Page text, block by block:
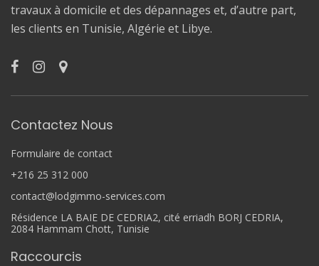
travaux à domicile et des dépannages et, d’autre part,
les clients en Tunisie, Algérie et Libye.
Contactez Nous
Formulaire de contact
+216 25 312 000
contact@lodgimmo-services.com
Résidence LA BAIE DE CEDRIA2, cité erriadh BORJ CEDRIA,
2084 Hammam Chott, Tunisie
Raccourcis